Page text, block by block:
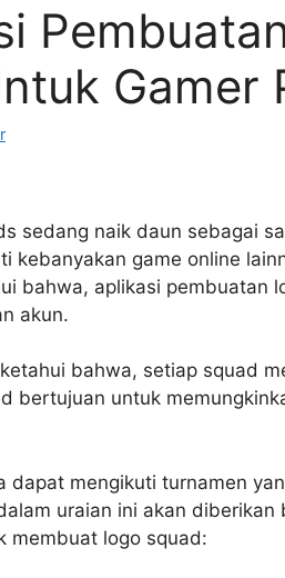
Gamer
sedang naik daun sebagai
kebanyakan game online
bahwa, aplikasi pembuatan
akun.
bahwa, setiap squad
bertujuan untuk
dapat mengikuti turnamen
uraian ini akan
membuat logo squad: